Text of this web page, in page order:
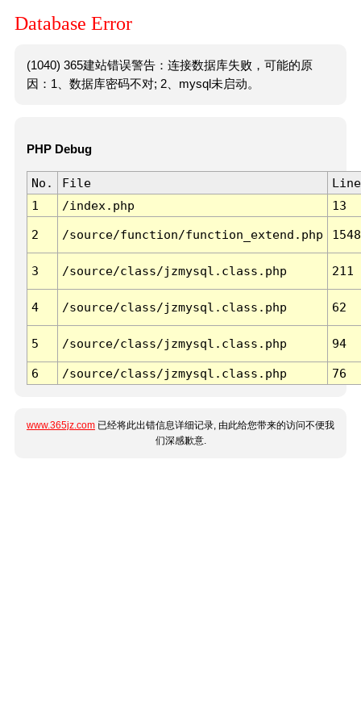
Database Error
(1040) 365建站错误警告：连接数据库失败，可能的原
因：1、数据库密码不对; 2、mysql未启动。
PHP Debug
No. File
Line
1
/index.php 13
2 /source/function/function_extend.php 1548
3 /source/class/jzmysql.class.php 211
4 /source/class/jzmysql.class.php 62
5 /source/class/jzmysql.class.php 94
6 /source/class/jzmysql.class.php 76
www.365jz.com 已经将此出错信息详细记录, 由此给您带来的访问不便我
们深感歉意.